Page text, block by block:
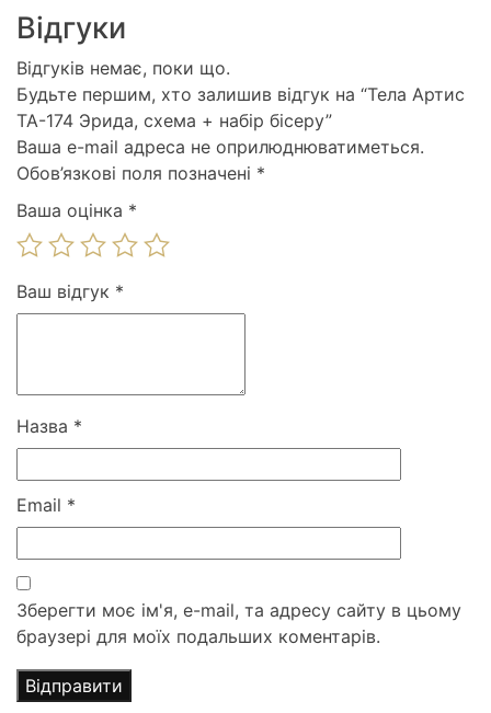
Відгуки
Відгуків немає, поки що.
Будьте першим, хто залишив відгук на “Тела Артис
ТА-174 Эрида, схема + набір бісеру”
Ваша e-mail адреса не оприлюднюватиметься.
Обов’язкові поля позначені *
Ваша оцінка *
Ваш відгук *
Назва *
Email *
Зберегти моє ім'я, e-mail, та адресу сайту в цьому
браузері для моїх подальших коментарів.